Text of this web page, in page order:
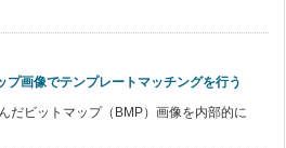
プ画像でテンプレートマッチングを行う
だビットマップ（BMP）画像を内部的に